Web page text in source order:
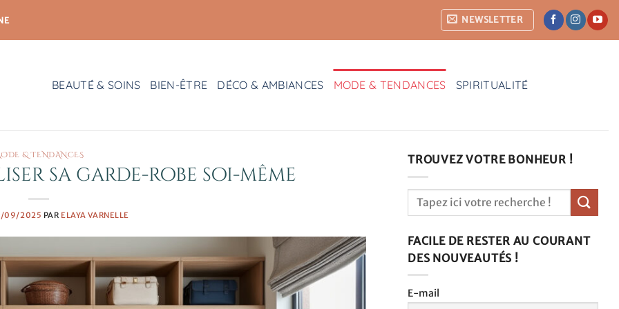
NEWSLETTER
BEAUTÉ & SOINS BIEN-ÊTRE DÉCO & AMBIANCES MODE & TENDANCES SPIRITUALITÉ
& TENDANCES
sa garde-robe soi-même
09/2025 PAR ELAYA VARNELLE
TROUVEZ VOTRE BONHEUR !
FACILE DE RESTER AU COURANT
DES NOUVEAUTÉS !
E-mail